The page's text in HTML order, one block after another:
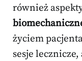
również
życiem
sesje